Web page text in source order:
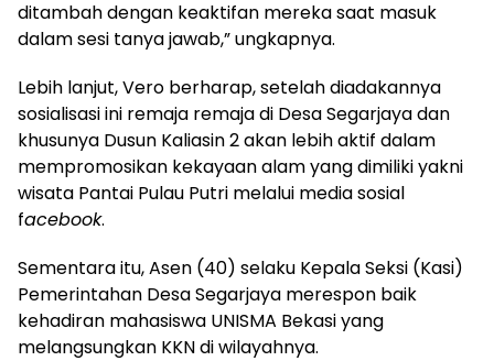
ditambah dengan keaktifan mereka saat masuk
dalam sesi tanya jawab,” ungkapnya.
Lebih lanjut, Vero berharap, setelah diadakannya
sosialisasi ini remaja remaja di Desa Segarjaya dan
khusunya Dusun Kaliasin 2 akan lebih aktif dalam
mempromosikan kekayaan alam yang dimiliki yakni
wisata Pantai Pulau Putri melalui media sosial
facebook.
Sementara itu, Asen (40) selaku Kepala Seksi (Kasi)
Pemerintahan Desa Segarjaya merespon baik
kehadiran mahasiswa UNISMA Bekasi yang
melangsungkan KKN di wilayahnya.